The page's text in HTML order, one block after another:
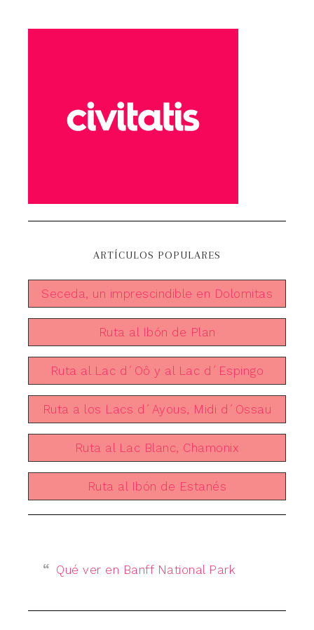
ARTÍCULOS POPULARES
Seceda, un imprescindible en Dolomitas
Ruta al Ibón de Plan
Ruta al Lac d´Oô y al Lac d´Espingo
Ruta a los Lacs d´Ayous, Midi d´Ossau
Ruta al Lac Blanc, Chamonix
Ruta al Ibón de Estanés
Qué ver en Banff National Park